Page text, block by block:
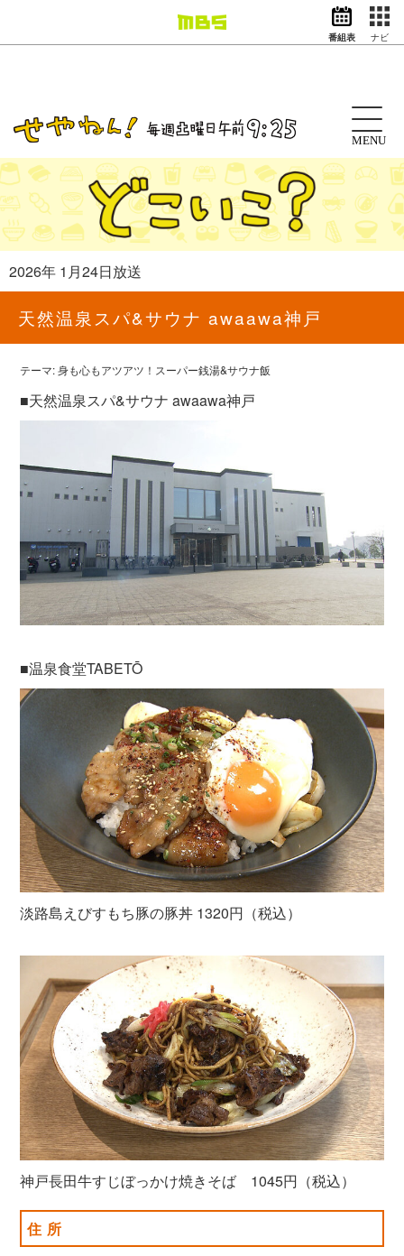
ドラマ
アニメ
動画イズム ニュース
天気・防災 イベント
映画
グッズ
番組表 ナビ
MENU
2026年 1月24日放送
天然温泉スパ&サウナ awaawa神戸
テーマ: 身も心もアツアツ！スーパー銭湯&サウナ飯
■天然温泉スパ&サウナ awaawa神戸
■温泉食堂TABETŌ
淡路島えびすもち豚の豚丼 1320円（税込）
神戸長田牛すじぼっかけ焼きそば 1045円（税込）
住所